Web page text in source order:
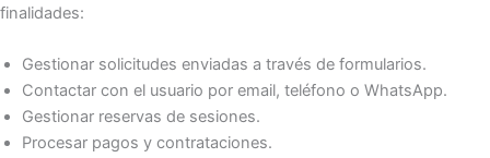
finalidades:
Gestionar solicitudes enviadas a través de formularios.
Contactar con el usuario por email, teléfono o WhatsApp.
Gestionar reservas de sesiones.
Procesar pagos y contrataciones.